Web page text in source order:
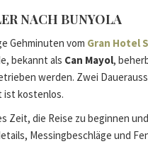
NACH BUNYOLA
Gehminuten vom Gran Hotel
bekannt als Can Mayol,
werden. Zwei
ist kostenlos.
Zeit, die Reise zu beginnen
Messingbeschläge und